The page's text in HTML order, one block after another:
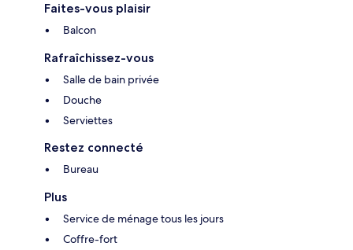
Faites-vous plaisir
Balcon
Rafraîchissez-vous
Salle de bain privée
Douche
Serviettes
Restez connecté
Bureau
Plus
Service de ménage tous les jours
Coffre-fort